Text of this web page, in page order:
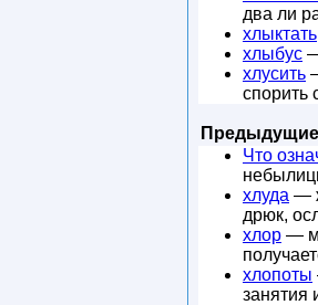
два ли
хлыктать
хлыбус
хлусить
спорить
Предыдущие
Что
хлуда —
дрюк,
хлор —
хлопоты
занятия